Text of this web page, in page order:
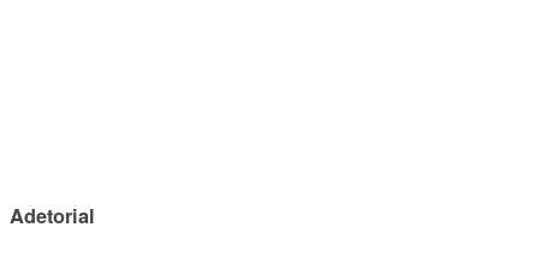
Adetorial